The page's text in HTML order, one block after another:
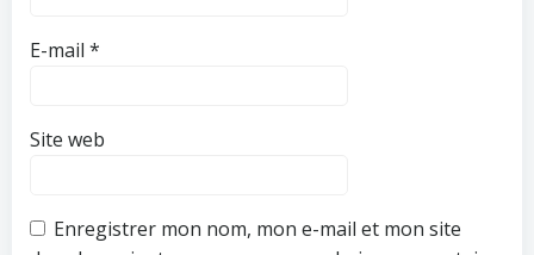
E-mail *
Site web
Enregistrer mon nom, mon e-mail et mon site